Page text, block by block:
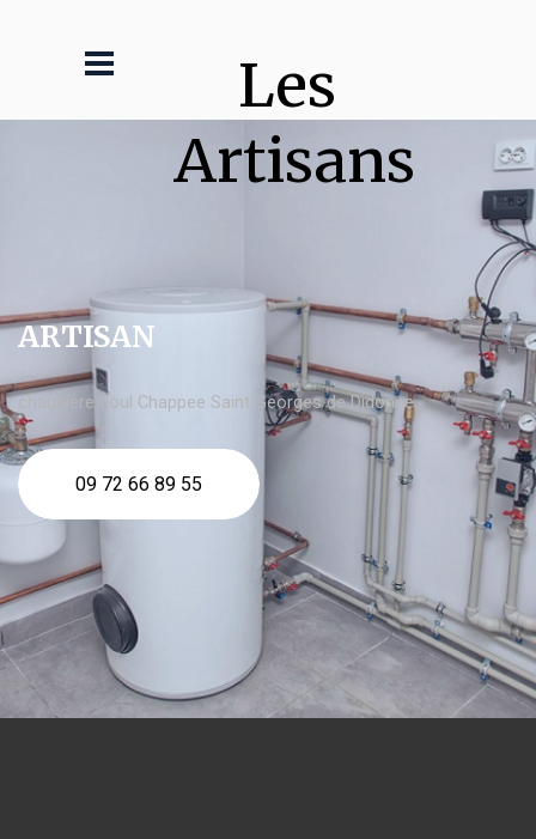
Les
Artisans
ARTISAN
chaudière fioul Chappee Saint Georges de Didonne
09 72 66 89 55